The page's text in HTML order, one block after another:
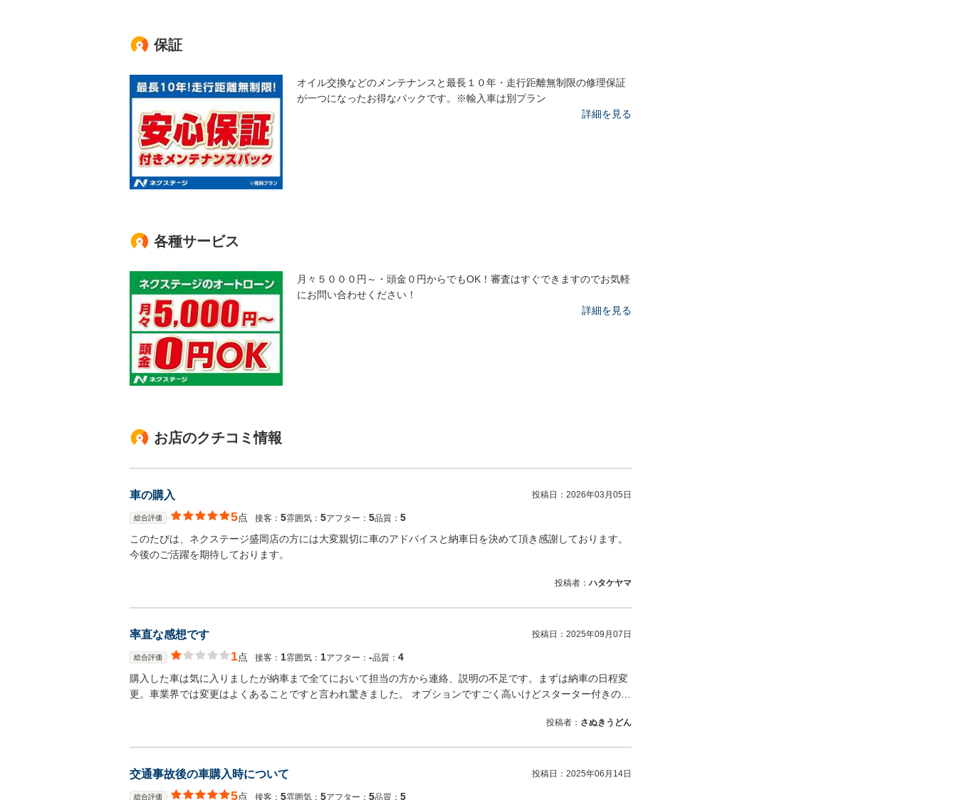
保証
オイル交換などのメンテナンスと最長１０年・走行距離無制限の修理保証
が一つになったお得なパックです。※輸入車は別プラン
詳細を見る
各種サービス
月々５０００円～・頭金０円からでもOK！審査はすぐできますのでお気軽
にお問い合わせください！
詳細を見る
お店のクチコミ情報
車の購入 投稿日： 2026年03月05日
総合評価 5点 接客： 5雰囲気： 5アフター： 5品質： 5
このたびは、ネクステージ盛岡店の方には大変親切に車のアドバイスと納車日を決めて頂き感謝しております。
今後のご活躍を期待しております。
投稿者： ハタケヤマ
率直な感想です 投稿日： 2025年09月07日
総合評価 1点 接客： 1雰囲気： 1アフター： ‐品質： 4
購入した車は気に入りましたが納車まで全てにおいて担当の方から連絡、説明の不足です。まずは納車の日程変
更。車業界では変更はよくあることですと言われ驚きました。 オプションですごく高いけどスターター付きの…
投稿者： さぬきうどん
交通事故後の車購入時について 投稿日： 2025年06月14日
総合評価 5点 接客： 5雰囲気： 5アフター： 5品質： 5